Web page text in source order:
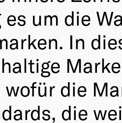
um die
In
die
die